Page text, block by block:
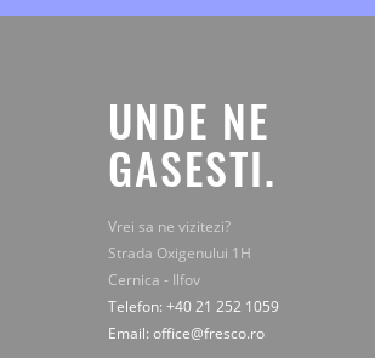
UNDE NE
GASESTI.
Vrei sa ne vizitezi?
Strada Oxigenului 1H
Cernica - Ilfov
Telefon: +40 21 252 1059
Email: office@fresco.ro